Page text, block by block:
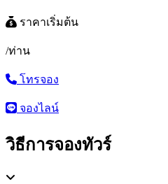
ราคาเริ่มต้น
/ท่าน
โทรจอง
จองไลน์
วิธีการจองทัวร์